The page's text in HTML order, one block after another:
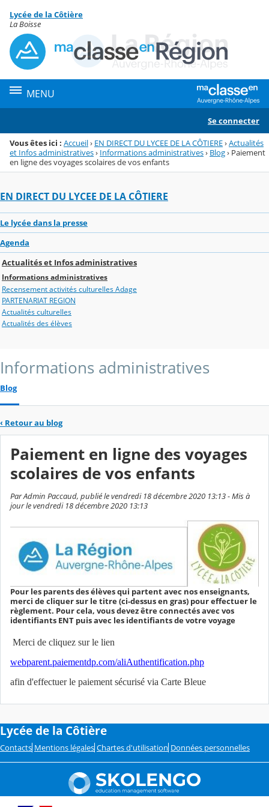
Menu de la rubrique
Contenu
Lycée de la Côtière
La Boisse
MENU
Se connecter
Vous êtes ici : Accueil› EN DIRECT DU LYCEE DE LA CÔTIERE›Actualités
et Infos administratives› Informations administratives› Blog› Paiement
en ligne des voyages scolaires de vos enfants
EN DIRECT DU LYCEE DE LA CÔTIERE
Le lycée dans la presse
Agenda
Actualités et Infos administratives
Informations administratives
Recensement activités culturelles Adage
PARTENARIAT REGION
Actualités culturelles
Actualités des élèves
Informations administratives
Blog
‹ Retour au blog
Paiement en ligne des voyages
scolaires de vos enfants
Par Admin Paccaud, publié le vendredi 18 décembre 2020 13:13 - Mis à
jour le vendredi 18 décembre 2020 13:13
Pour les parents des élèves qui partent avec nos enseignants,
merci de cliquer sur le titre (ci-dessus en gras) pour effectuer le
règlement. Pour cela, vous devez être connectés avec vos
identifiants ENT puis avec les identifiants de votre voyage
Merci de cliquez sur le lien
webparent.paiementdp.com/aliAuthentification.php
afin d'effectuer le paiement sécurisé via Carte Bleue
Lycée de la Côtière
Contacts Mentions légales Chartes d'utilisation Données personnelles